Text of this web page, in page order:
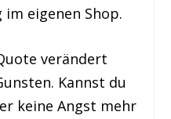
eigenen Shop.
verändert
Kannst du
keine Angst mehr